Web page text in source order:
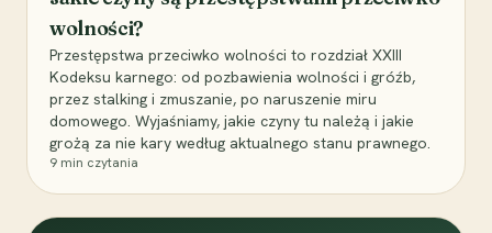
wolności?
Przestępstwa przeciwko wolności to rozdział XXIII
Kodeksu karnego: od pozbawienia wolności i gróźb,
przez stalking i zmuszanie, po naruszenie miru
domowego. Wyjaśniamy, jakie czyny tu należą i jakie
grożą za nie kary według aktualnego stanu prawnego.
9 min czytania